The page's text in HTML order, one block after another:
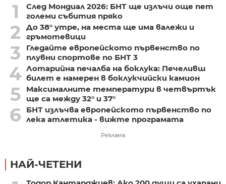
1
След Мондиал 2026: БНТ ще излъчи още пет
големи събития пряко
2
До 38° утре, на места ще има валежи и
гръмотевици
3
Гледайте европейското първенство по
плувни спортове по БНТ 3
4 Лотарийна печалба на боклука: Печеливш
билет е намерен в боклукчийски камион
5
Максималните температури в четвъртък
ще са между 32° и 37°
6
БНТ излъчва европейското първенство по
лека атлетика - вижте програмата
Реклама
НАЙ-ЧЕТЕНИ